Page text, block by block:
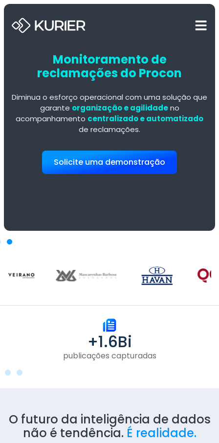
Monitoramento de
reclamações do Procon
Diminua o esforço operacional com uma solução que
garante organização e agilidadeno
acompanhamento centralizado e automatizado
de reclamações.
Solicite uma demonstração
publicações capturadas
+1.6Bi
O futuro da inteligência de dados
não é tendência. É realidade.